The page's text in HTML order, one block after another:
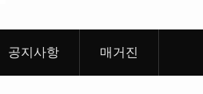
공지사항 매거진